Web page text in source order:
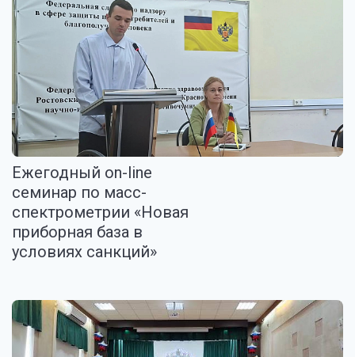
Ежегодный on-line
семинар по масс-
спектрометрии «Новая
приборная база в
условиях санкций»